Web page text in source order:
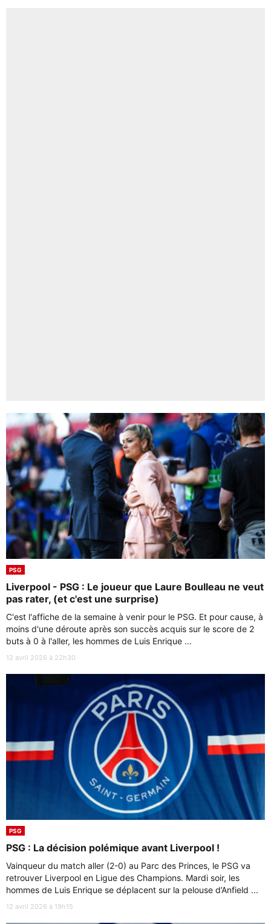
PSG
Liverpool - PSG : Le joueur que Laure Boulleau ne veut
pas rater, (et c'est une surprise)
C'est l'affiche de la semaine à venir pour le PSG. Et pour cause, à
moins d'une déroute après son succès acquis sur le score de 2
buts à 0 à l'aller, les hommes de Luis Enrique ...
12 avril 2026 à 22h30
PSG
PSG : La décision polémique avant Liverpool !
Vainqueur du match aller (2-0) au Parc des Princes, le PSG va
retrouver Liverpool en Ligue des Champions. Mardi soir, les
hommes de Luis Enrique se déplacent sur la pelouse d’Anfield ...
12 avril 2026 à 19h15